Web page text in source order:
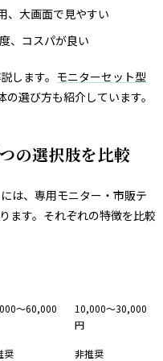
、大画面で見やすい
、コスパが良い
します。 モニターセット型
の選び方も紹介しています。
の選択肢を比較
は、専用モニター・市販テ
ます。それぞれの特徴を比較
〜60,000
10,000〜30,000
円
奨 非推奨